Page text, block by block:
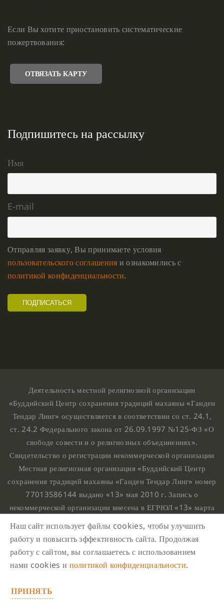
Если Вы хотите приостановить систематические
пожертвования:
ОТВЯЗАТЬ КАРТУ
Подпишитесь на рассылку
Имя
E-mail
Отправляя заявку, Вы принимаете условия
пользовательского соглашения и ознакомились с
политикой конфиденциальности.
Деятельность местной религиозной организации
«Буддийский Центр сохранения традиций махаяны «Ганден
Тендар Линг» осуществляется в соответствии со ст. 24.1,
ст. 24.2 Федерального закона от 26.09.1997 №125-ФЗ «О
свободе совести и о религиозных объединениях».
Свидетельство о регистрации некоммерческой организации
Местная религиозная организация «Буддийский Центр
сохранения традиций махаяны «Ганден Тендар Линг» номер
77013586144 выдано «13» мая 2010 г. Запись о
некоммерческой организации внесена в ЕГРЮЛ «13» марта
номером 1107799015708.
Ганден Тендар Линг © 2020 Все права защищены
Наш адрес : г. Москва, Нахимовский проспект, 32. Этаж
10, каб.1023,
Наш сайт использует файлы cookies, чтобы улучшить
работу и повысить эффективность сайта. Продолжая
работу с сайтом, вы соглашаетесь с использованием
нами cookies и политикой конфиденциальности.
ПРИНЯТЬ